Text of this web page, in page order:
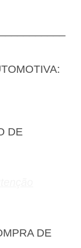
DE
DE